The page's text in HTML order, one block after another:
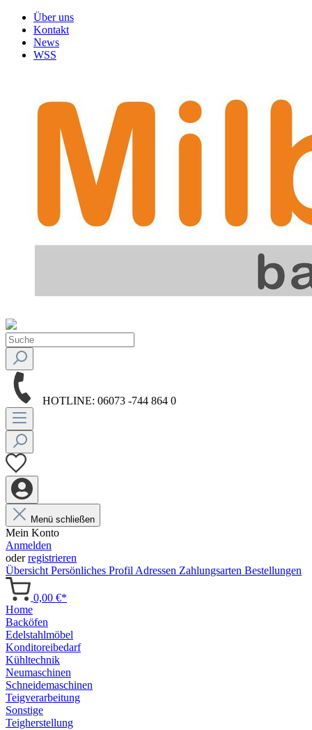
Über uns
Kontakt
News
WSS
HOTLINE: 06073 -744 864 0
Menü schließen
Mein Konto
Anmelden
oderregistrieren
Übersicht Persönliches Profil Adressen Zahlungsarten Bestellungen
0,00 €*
Home
Backöfen
Edelstahlmöbel
Konditoreibedarf
Kühltechnik
Neumaschinen
Schneidemaschinen
Teigverarbeitung
Sonstige
Teigherstellung